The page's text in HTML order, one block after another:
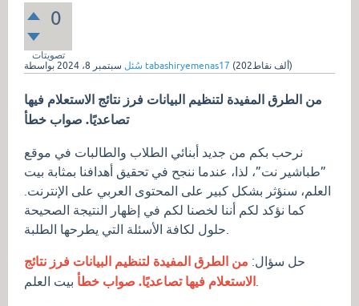
0
تصويتات
سُئل سبتمبر 8، 2024 tabashiryemenas17 ( 202ألف نقاط)
من الطرق المفيدة لتنظيم البيانات فرز نتائج الاستعلام فيها
تصاعديًا. صواب خطأ
نرحب بكم من جديد أبنائي الطلاب والطالبات في موقع
”طباشير نت”، لذا، عندما ننجح في تحقيق أهدافنا بمثابة بيت
العلم، سنؤثر بشكل كبير على المحتوى العربي على الإنترنت.
كما نؤكد لكم أننا لخصنا لكم في إظهار النتيجة الصحيحة
حل سؤال: من الطرق المفيدة لتنظيم البيانات فرز نتائج
الاستعلام فيها تصاعديًا. صواب خطأ